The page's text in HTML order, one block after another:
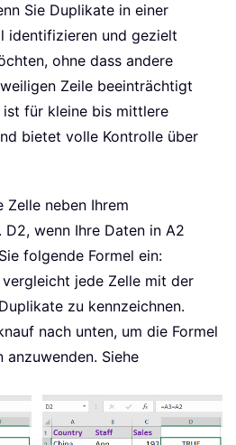
Sie Duplikate in einer
identifizieren und gezielt
ohne dass andere
Zeile beeinträchtigt
ist für kleine bis mittlere
bietet volle Kontrolle über
Zelle neben Ihrem
D2, wenn Ihre Daten in A2
folgende Formel ein:
vergleicht jede Zelle mit der
zu kennzeichnen.
nach unten, um die Formel
Siehe